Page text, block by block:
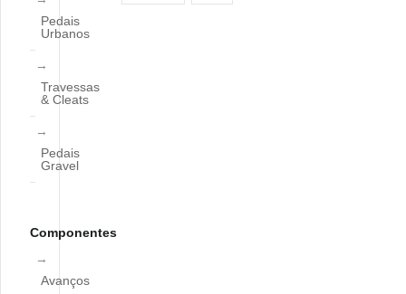
Pedais
Urbanos
Travessas
& Cleats
Pedais
Gravel
Componentes
Avanços